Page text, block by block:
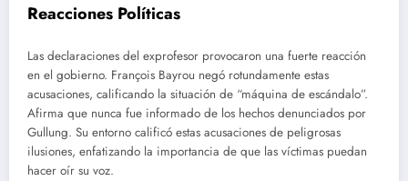
Reacciones Políticas
Las declaraciones del exprofesor provocaron una fuerte reacción
en el gobierno. François Bayrou negó rotundamente estas
acusaciones, calificando la situación de “máquina de escándalo”.
Afirma que nunca fue informado de los hechos denunciados por
Gullung. Su entorno calificó estas acusaciones de peligrosas
ilusiones, enfatizando la importancia de que las víctimas puedan
hacer oír su voz.